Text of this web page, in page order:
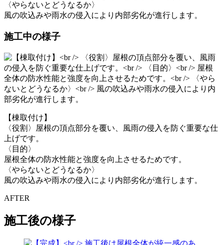
〈やらないとどうなるか〉
風の吹込みや雨水の侵入により内部劣化が進行します。
施工中の様子
【棟取付け】
〈役割〉屋根の頂点部分を覆い、風雨の侵入を防ぐ重要な仕
上げです。
〈目的〉
屋根全体の防水性能と強度を向上させるためです。
〈やらないとどうなるか〉
風の吹込みや雨水の侵入により内部劣化が進行します。
AFTER
施工後の様子